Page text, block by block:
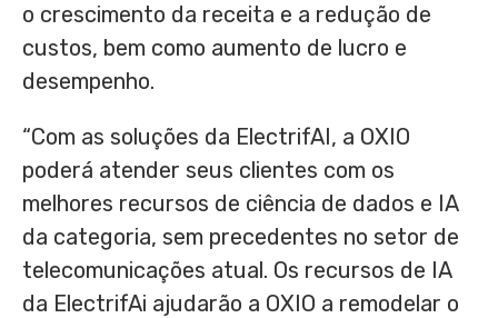
o crescimento da receita e a redução de
custos, bem como aumento de lucro e
desempenho.
“Com as soluções da ElectrifAI, a OXIO
poderá atender seus clientes com os
melhores recursos de ciência de dados e IA
da categoria, sem precedentes no setor de
telecomunicações atual. Os recursos de IA
da ElectrifAi ajudarão a OXIO a remodelar o